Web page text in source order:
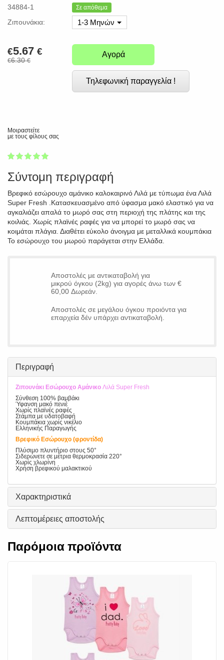
34884-1 Σε απόθεμα
Ζιπουνάκια: 1-3 Μηνών
€5.67 €
€6.30€
Αγορά
Τηλεφωνική παραγγελία !
Μοιραστείτε
με τους φίλους σας
1
2
3
4
5
Σύντομη περιγραφή
Βρεφικό εσώρουχο αμάνικο καλοκαιρινό Λιλά με τύπωμα ένα Λιλά
Super Fresh .Κατασκευασμένο από ύφασμα μακό ελαστικό για να
αγκαλιάζει απαλά το μωρό σας στη περιοχή της πλάτης και της
κοιλιάς. Χωρίς πλαϊνές ραφές για να μπορεί το μωρό σας να
κοιμάται πλάγια. Διαθέτει εύκολο άνοιγμα με μεταλλικά κουμπάκια
Το εσώρουχο του μωρού παράγεται στην Ελλάδα.
Αποστολές με αντικαταβολή για
μικρού όγκου (2kg) για αγορές άνω των €
60,00 Δωρεάν.
Αποστολές σε μεγάλου όγκου προιόντα για
επαρχεία δέν υπάρχει αντικαταβολή.
Περιγραφή
Ζιπουνάκι Εσώρουχο Αμάνικο Λιλά Super Fresh
Σύνθεση 100% βαμβάκι
Ύφανση μακό πενιέ
Χωρίς πλαϊνές ραφές
Στάμπα με υδατοβαφή
Κουμπάκια χωρίς νικέλιο
Ελληνικής Παραγωγής
Βρεφικό Εσώρουχο (φροντίδα)
Πλύσιμο πλυντήριο στους 50°
Σιδερώνετε σε μέτρια θερμοκρασία 220°
Χωρίς χλωρίνη
Χρήση βρεφικού μαλακτικού
Χαρακτηριστικά
Λεπτομέρειες αποστολής
Παρόμοια προϊόντα